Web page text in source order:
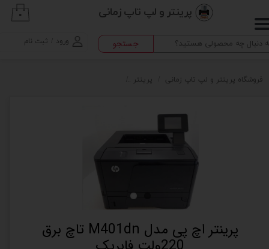
پرینتر و لپ تاپ زمانی
ورود ثبت نام
حساب کاربری من
تغییر گذر واژه
سفارشات
۰
جستجو
فروشگاه پرینتر و لپ تاپ زمانی پرینتر
پرینتر اچ پی مدل M401dn تاچ برق